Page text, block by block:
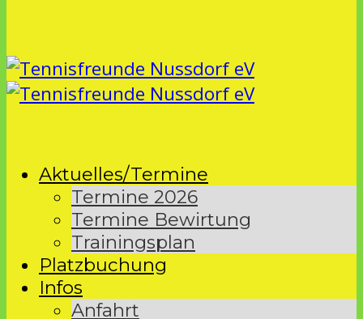
Aktuelles/Termine
Termine 2026
Termine Bewirtung
Trainingsplan
Platzbuchung
Infos
Anfahrt